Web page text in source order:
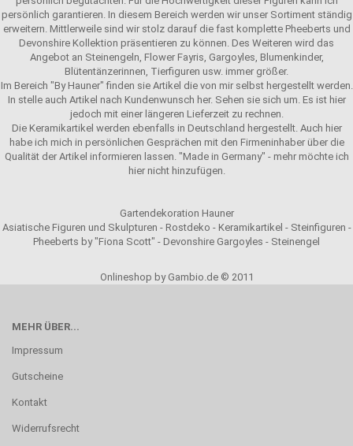
persönlich garantieren. In diesem Bereich werden wir unser Sortiment ständig
erweitern. Mittlerweile sind wir stolz darauf die fast komplette Pheeberts und
Devonshire Kollektion präsentieren zu können. Des Weiteren wird das
Angebot an Steinengeln, Flower Fayris, Gargoyles, Blumenkinder,
Blütentänzerinnen, Tierfiguren usw. immer größer.
Im Bereich "By Hauner" finden sie Artikel die von mir selbst hergestellt werden.
In stelle auch Artikel nach Kundenwunsch her. Sehen sie sich um. Es ist hier
jedoch mit einer längeren Lieferzeit zu rechnen.
Die Keramikartikel werden ebenfalls in Deutschland hergestellt. Auch hier
habe ich mich in persönlichen Gesprächen mit den Firmeninhaber über die
Qualität der Artikel informieren lassen. "Made in Germany" - mehr möchte ich
hier nicht hinzufügen.
Gartendekoration Hauner
Asiatische Figuren und Skulpturen - Rostdeko - Keramikartikel - Steinfiguren -
Pheeberts by "Fiona Scott" - Devonshire Gargoyles - Steinengel
Onlineshop by Gambio.de © 2011
MEHR ÜBER...
Impressum
Gutscheine
Kontakt
Widerrufsrecht